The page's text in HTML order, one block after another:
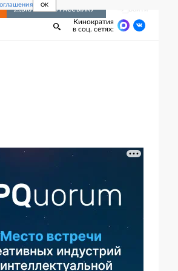
OK
ВКЛЮЧИТЬ РАССЫЛКУ
Кинократия
в соц. сетях: